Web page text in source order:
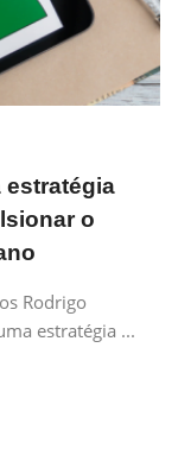
estratégia
o
Rodrigo
estratégia ...